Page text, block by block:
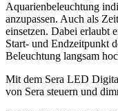
Aquarienbeleuchtung
anzupassen. Auch als
einsetzen. Dabei erlaubt
Start- und Endzeitpunkt
Beleuchtung langsam
Mit dem Sera LED
von Sera steuern und